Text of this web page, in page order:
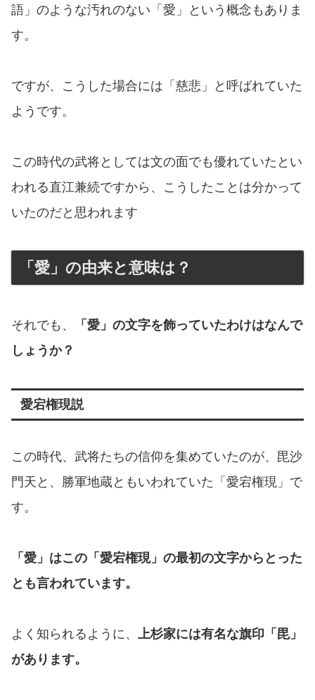
語」のような汚れのない「愛」という概念もありま
す。
ですが、こうした場合には「慈悲」と呼ばれていた
ようです。
この時代の武将としては文の面でも優れていたとい
われる直江兼続ですから、こうしたことは分かって
いたのだと思われます
「愛」の由来と意味は？
それでも、
「愛」の文字を飾っていたわけはなんで
しょうか？
愛宕権現説
この時代、武将たちの信仰を集めていたのが、毘沙
門天と、勝軍地蔵ともいわれていた「愛宕権現」で
す。
「愛」はこの「愛宕権現」の最初の文字からとった
とも言われています。
よく知られるように、
上杉家には有名な旗印「毘」
があります。